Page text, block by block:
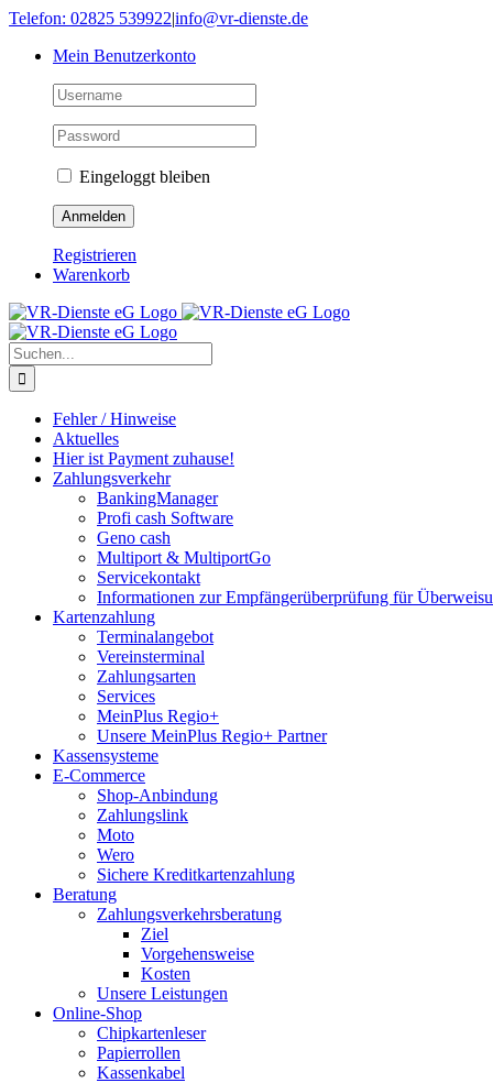
Skip
content
Telefon: 02825 539922|info@vr-dienste.de
Mein Benutzerkonto
Eingeloggt bleiben
Registrieren
Warenkorb
Suche
nach:
Fehler / Hinweise
Aktuelles
Hier ist Payment zuhause!
Zahlungsverkehr
BankingManager
Profi cash Software
Geno cash
Multiport & MultiportGo
Servicekontakt
Informationen zur Empfängerüberprüfung für
Kartenzahlung
Terminalangebot
Vereinsterminal
Zahlungsarten
Services
MeinPlus Regio+
Unsere MeinPlus Regio+ Partner
Kassensysteme
E-Commerce
Shop-Anbindung
Zahlungslink
Moto
Wero
Sichere Kreditkartenzahlung
Beratung
Zahlungsverkehrsberatung
Ziel
Vorgehensweise
Kosten
Unsere Leistungen
Online-Shop
Chipkartenleser
Papierrollen
Kassenkabel